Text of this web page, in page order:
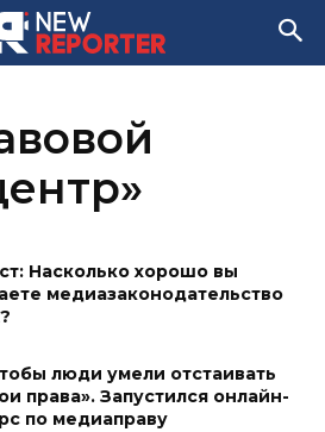
Насколько хорошо вы
медиазаконодательство
люди умели отстаивать
права». Запустился онлайн-
по медиаправу